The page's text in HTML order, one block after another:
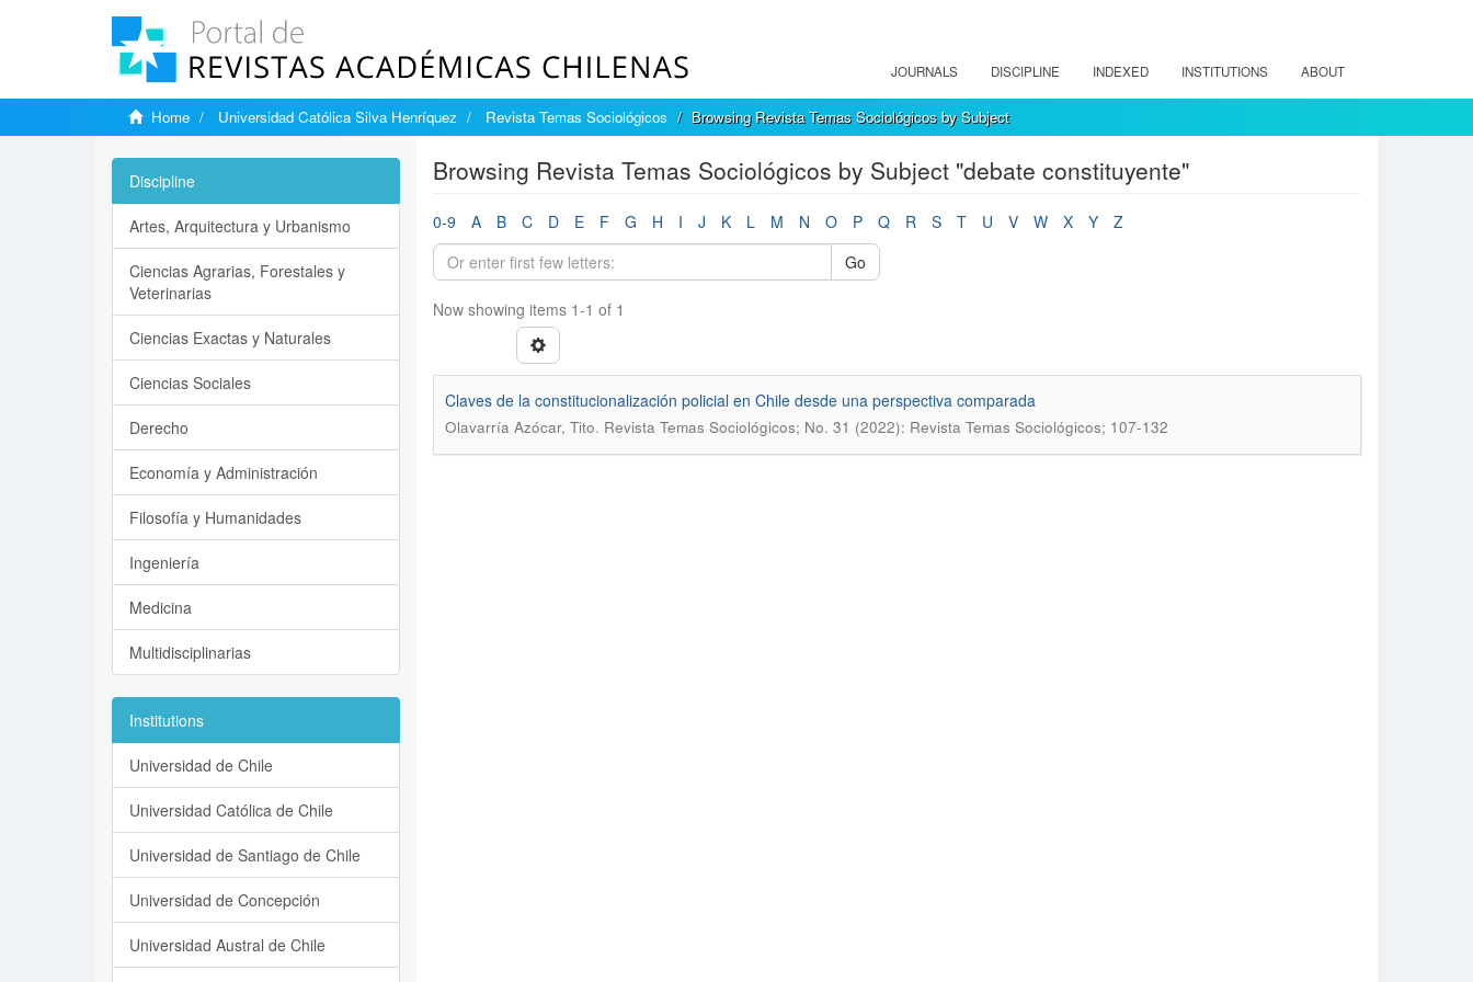
JOURNALS DISCIPLINE INDEXED INSTITUTIONS ABOUT
Home Universidad Católica Silva Henríquez Revista Temas Sociológicos Browsing Revista Temas Sociológicos by Subject
Browsing Revista Temas Sociológicos by Subject "debate constituyente"
0-9 A B C D E F G H I J K L M N O P Q R S T U V W X Y
Z
Go
Now showing items 1-1 of 1
Claves de la constitucionalización policial en Chile desde una perspectiva comparada
Olavarría Azócar, Tito. Revista Temas Sociológicos; No. 31 (2022): Revista Temas Sociológicos; 107-132
Discipline
Artes, Arquitectura y Urbanismo
Ciencias Agrarias, Forestales y
Veterinarias
Ciencias Exactas y Naturales
Ciencias Sociales
Derecho
Economía y Administración
Filosofía y Humanidades
Ingeniería
Medicina
Multidisciplinarias
Institutions
Universidad de Chile
Universidad Católica de Chile
Universidad de Santiago de Chile
Universidad de Concepción
Universidad Austral de Chile